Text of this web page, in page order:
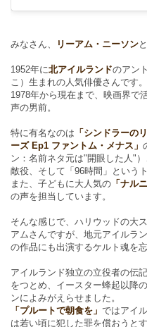
みなさん、 リーアム・ニーソン
1952年に北アイルランドのアン
こ）生まれの人気俳優さんです。
1978年から現在まで、映画界で
声の男前。
特に有名なのは 「シンドラーの
ーズ Ep1 ファントム・メナス」
ン：名前ネタ元は"開眼した人"）
敵役、そして「96時間」という
また、子どもに大人気の 「ナル
の声を担当しています。
そんな感じで、ハリウッドの大
アムさんですが、地元アイルラ
の作品にも出演するケルト魂を
アイルランド独立の立役者の伝
をつとめ、イースター蜂起以降
ンによみがえらせました。
「プルートで朝食を」 ではアイ
は若い頃に犯した罪を償おうと